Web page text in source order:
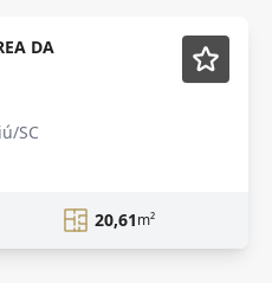
DA
SC
20,61m²